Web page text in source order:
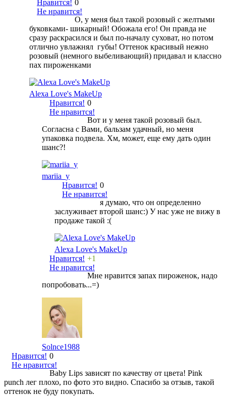
Нравится!
Не нравится!
0
О, у меня был такой розовый с желтыми
буковками- шикарный! Обожала его! Он правда не
сразу раскрасился и был по-началу суховат, но потом
отлично увлажнял губы! Оттенок красивый нежно
розовый (немного выбеливающий) придавал и классно
пах пироженками
Alexa Love's MakeUp
Нравится!
Не нравится!
0
Вот и у меня такой розовый был.
Согласна с Вами, бальзам удачный, но меня
упаковка подвела. Хм, может, еще ему дать один
шанс?!
mariia_y
Нравится!
Не нравится!
0
я думаю, что он определенно
заслуживает второй шанс:) У нас уже не вижу в
продаже такой :(
Alexa Love's MakeUp
Нравится!
Не нравится!
+1
Мне нравится запах пироженок, надо
попробовать...=)
Solnce1988
Нравится!
Не нравится!
0
Baby Lips зависят по качеству от цвета! Pink
punch лег плохо, по фото это видно. Спасибо за отзыв, такой
оттенок не буду покупать.